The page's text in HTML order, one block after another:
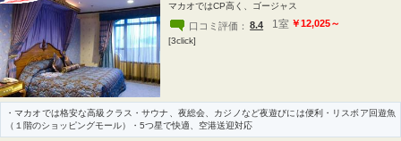
マカオではCP高く、ゴージャス
口コミ評価： 8.4 1室 ￥12,025～
[3click]
・マカオでは格安な高級クラス・サウナ、夜総会、カジノなど夜遊びには便利・リスボア回遊魚
（１階のショッピングモール）・5つ星で快適、空港送迎対応